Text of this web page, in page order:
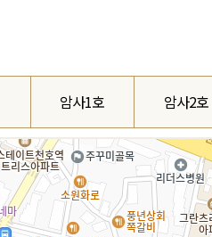
암사1호 암사2호